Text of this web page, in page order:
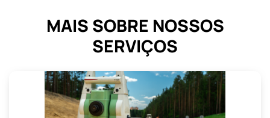
MAIS SOBRE NOSSOS
SERVIÇOS